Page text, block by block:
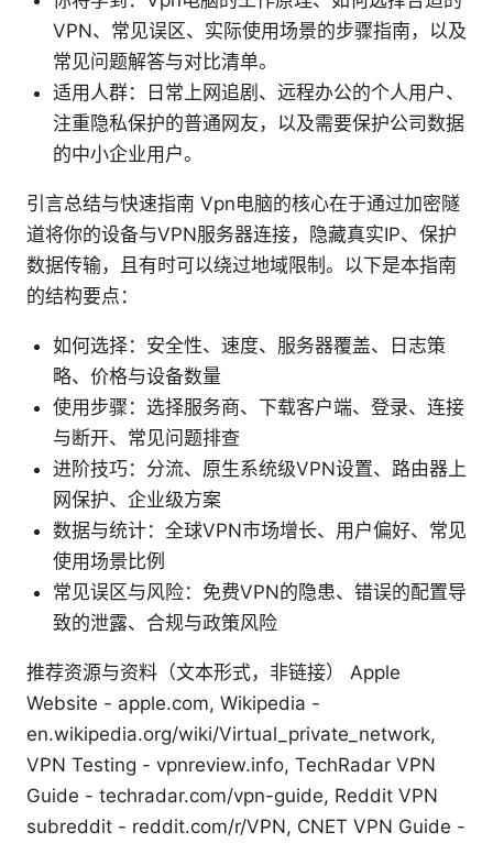
VPN、常见误区、实际使用场景的步骤指南，以及
常见问题解答与对比清单。
适用人群：日常上网追剧、远程办公的个人用户、
注重隐私保护的普通网友，以及需要保护公司数据
的中小企业用户。
引言总结与快速指南 Vpn电脑的核心在于通过加密隧
道将你的设备与VPN服务器连接，隐藏真实IP、保护
数据传输，且有时可以绕过地域限制。以下是本指南
的结构要点：
如何选择：安全性、速度、服务器覆盖、日志策
略、价格与设备数量
使用步骤：选择服务商、下载客户端、登录、连接
与断开、常见问题排查
进阶技巧：分流、原生系统级VPN设置、路由器上
网保护、企业级方案
数据与统计：全球VPN市场增长、用户偏好、常见
使用场景比例
常见误区与风险：免费VPN的隐患、错误的配置导
致的泄露、合规与政策风险
推荐资源与资料（文本形式，非链接） Apple
Website - apple.com, Wikipedia -
en.wikipedia.org/wiki/Virtual_private_network,
VPN Testing - vpnreview.info, TechRadar VPN
Guide - techradar.com/vpn-guide, Reddit VPN
subreddit - reddit.com/r/VPN, CNET VPN Guide -